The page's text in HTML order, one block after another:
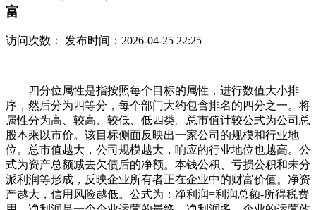
富
访问次数： 发布时间：2026-04-25 22:25
四分位属性是指按照每个目标的属性，进行数值大小排
序，然后分为四等分，每个部门大约包含排名的四分之一。将
属性分为高、较高、较低、低四类。总市值计较公式为公司总
股本乘以市价。该目标侧面反映出一家公司的规模和行业地
位。总市值越大，公司规模越大，响应的行业地位也越高。公
式为资产总额减去欠债后的净额。本钱公积、亏损公积和未分
派利润等形成，反映企业所有者正在企业中的财富价值。净资
产越大，信用风险越低。公式为：净利润=利润总额-所得税费